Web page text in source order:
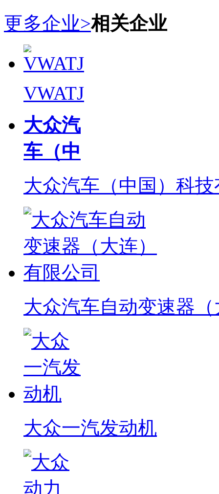
更多企业>相关企业
VWATJ
大众汽
车（中
大众汽车（中国）科
大众汽车自动变速器
大众一汽发动机